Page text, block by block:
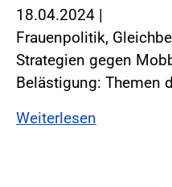
18.04.2024 |
Frauenpolitik,
Strategien gegen
Belästigung: Themen
Weiterlesen